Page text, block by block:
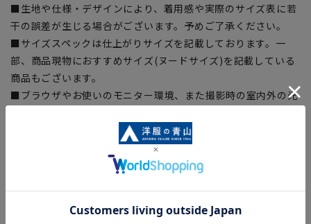
■生地や仕様・デザインにより、着用感や実際のサイズ表に若
干の誤差が生じる場合がございます。予めご了承ください。
■サイズスペックは仕上がりサイズを記載しております。一
部、商品現物におすすめサイズ(ヌードサイズ)を記載している
商品もございます。
■ブラウザやお使いのモニター環境、また撮影時の室内外の光
■店舗や各モールサイトと商品在庫を共有しております関係
上、ご注文いただいたタイミングにより欠品が発生し、ご注文
よってはお急ぎ発送サービスを選択できない場合がございま